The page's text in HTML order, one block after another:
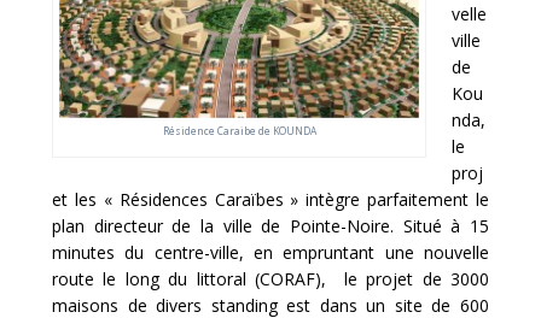
Résidence Caraibe de KOUNDA
velle
ville
de
Kou
nda,
le
proj
et les « Résidences Caraïbes » intègre parfaitement le
plan directeur de la ville de Pointe-Noire. Situé à 15
minutes du centre-ville, en empruntant une nouvelle
route le long du littoral (CORAF), le projet de 3000
maisons de divers standing est dans un site de 600